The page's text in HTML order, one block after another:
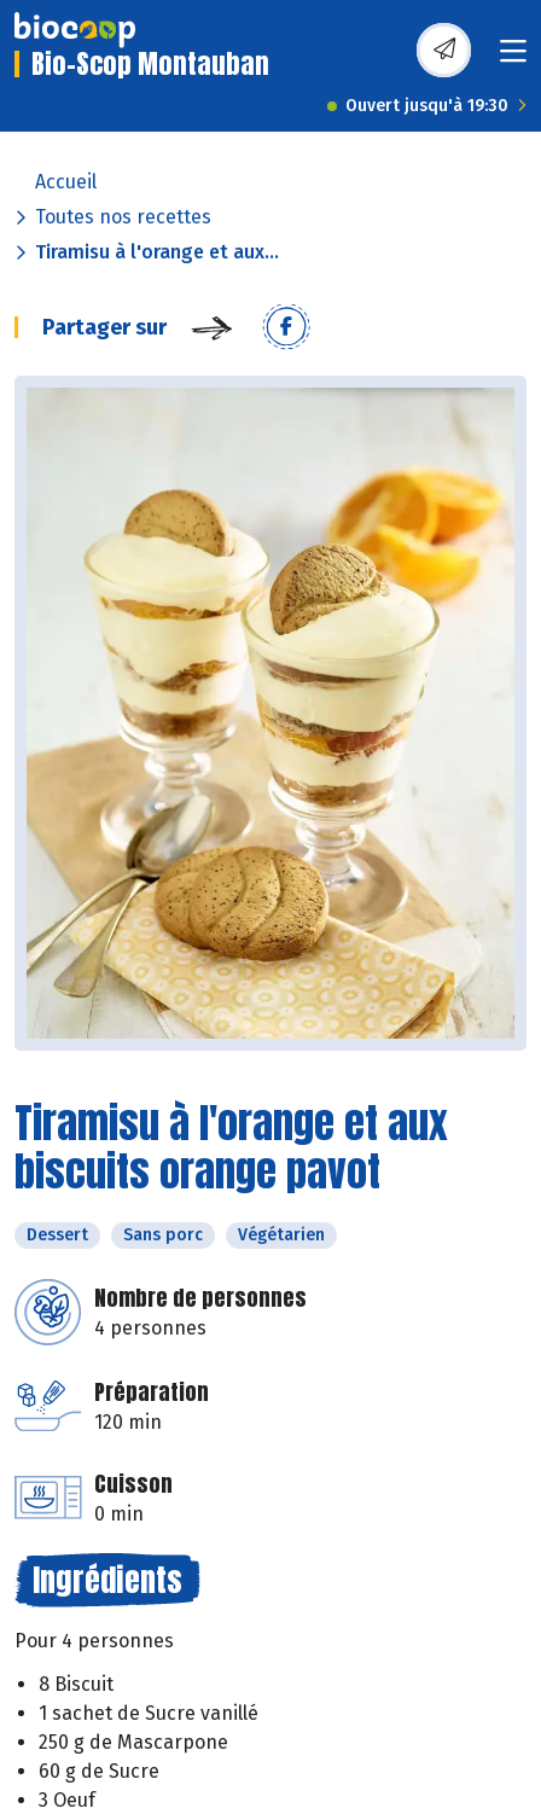
Bio-Scop Montauban
Ouvert jusqu'à 19:30
Accueil
Toutes nos recettes
Tiramisu à l'orange et aux...
Partager sur
Tiramisu à l'orange et aux
biscuits orange pavot
Dessert Sans porc Végétarien
Nombre de personnes
4 personnes
Préparation
120 min
Cuisson
0 min
Ingrédients
Pour 4 personnes
8 Biscuit
1 sachet de Sucre vanillé
250 g de Mascarpone
60 g de Sucre
3 Oeuf